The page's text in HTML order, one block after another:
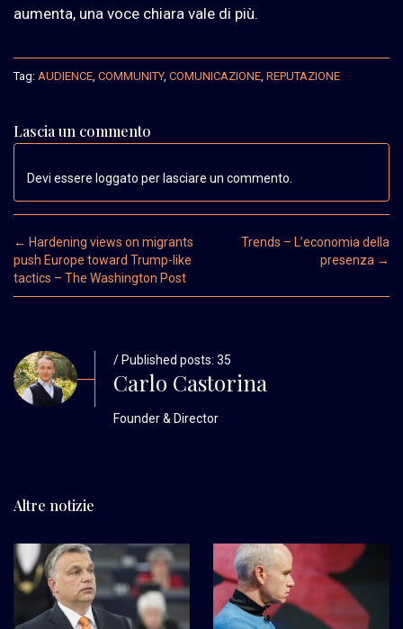
aumenta, una voce chiara vale di più.
Tag: AUDIENCE, COMMUNITY, COMUNICAZIONE, REPUTAZIONE
Lascia un commento
Devi essere loggato per lasciare un commento.
Post navigation
← Hardening views on migrants
push Europe toward Trump-like
tactics – The Washington Post
Trends – L’economia della
presenza →
/ Published posts: 35
Carlo Castorina
Founder & Director
Altre notizie